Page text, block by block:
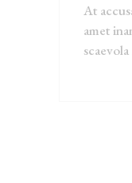
At
amet